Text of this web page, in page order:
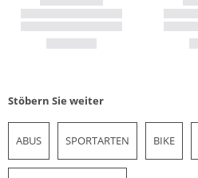
Stöbern Sie weiter
ABUS SPORTARTEN BIKE